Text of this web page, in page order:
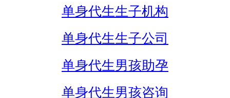
单身代生生子机构
单身代生生子公司
单身代生男孩助孕
单身代生男孩咨询